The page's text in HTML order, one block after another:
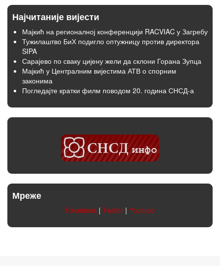
Најчитаније вијести
Мајкић на регионалној конференцији RACVIAC у Загребу
Тужилаштво БиХ подигло оптужницу против директора
SIPA
Сарајево по сваку цијену жели да склони Горана Зупца
Мајкић у Централним вијестима АТВ о спорним
законима
Погледајте кратки филм поводом 20. година СНСД-а
Мреже
Facebook| Twitter| Youtube